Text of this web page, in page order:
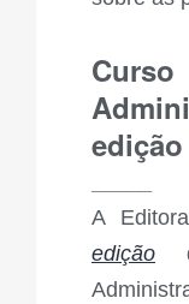
edição
A
edição